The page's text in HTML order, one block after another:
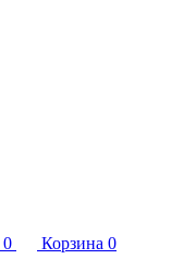
0 Корзина 0